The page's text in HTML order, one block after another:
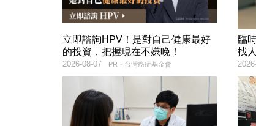
立即諮詢HPV！是對自己健康最好
的投資，把握現在不嫌晚！
PR・台灣癌症基金會
2026-08-07
臨
找